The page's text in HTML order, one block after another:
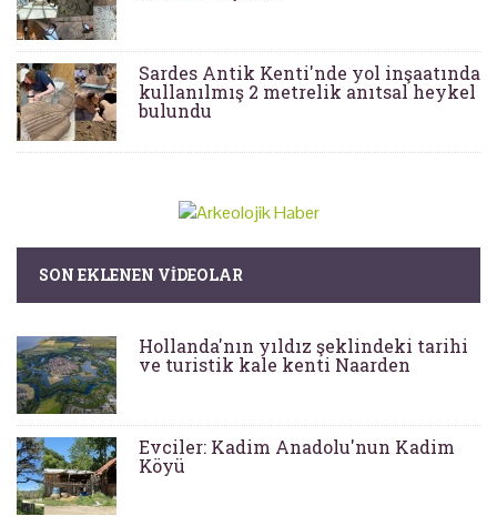
Sardes Antik Kenti'nde yol inşaatında
kullanılmış 2 metrelik anıtsal heykel
bulundu
SON EKLENEN VIDEOLAR
Hollanda'nın yıldız şeklindeki tarihi
ve turistik kale kenti Naarden
Evciler: Kadim Anadolu'nun Kadim
Köyü